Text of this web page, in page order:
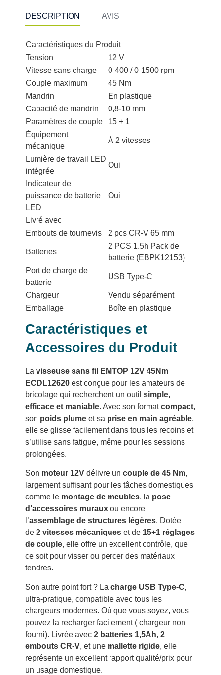
DESCRIPTION AVIS
Caractéristiques et
Accessoires du Produit
Caractéristiques du Produit
Tension
12 V
Vitesse sans charge
0-400 / 0-1500 rpm
Couple maximum
45 Nm
Mandrin
En plastique
Capacité de mandrin
0,8-10 mm
Paramètres de couple
15 + 1
Équipement
mécanique
À 2 vitesses
Lumière de travail LED
intégrée
Oui
Indicateur de
puissance de batterie
LED
Oui
Livré avec
Embouts de tournevis
2 pcs CR-V 65 mm
Batteries
2 PCS 1,5h Pack de
batterie (EBPK12153)
Port de charge de
batterie
USB Type-C
Chargeur
Vendu séparément
Emballage
Boîte en plastique
La visseuse sans fil EMTOP 12V 45Nm
ECDL12620 est conçue pour les amateurs de
bricolage qui recherchent un outil simple,
efficace et maniable. Avec son formatcompact,
son poids plume et sa prise en main agréable,
elle se glisse facilement dans tous les recoins et
s’utilise sans fatigue, même pour les sessions
prolongées.
Son moteur 12V délivre un couple de 45 Nm,
largement suffisant pour les tâches domestiques
comme le montage de meubles, la pose
d’accessoires muraux ou encore
l’assemblage de structures légères. Dotée
de 2 vitesses mécaniques et de 15+1 réglages
de couple, elle offre un excellent contrôle, que
ce soit pour visser ou percer des matériaux
tendres.
Son autre point fort ? La charge USB Type-C,
ultra-pratique, compatible avec tous les
chargeurs modernes. Où que vous soyez, vous
pouvez la recharger facilement ( chargeur non
fourni). Livrée avec 2 batteries 1,5Ah, 2
embouts CR-V, et une mallette rigide, elle
représente un excellent rapport qualité/prix pour
un usage domestique.